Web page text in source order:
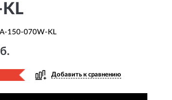
150-070W-KL
Добавить к сравнению